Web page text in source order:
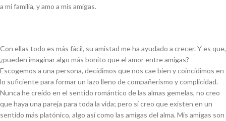
a mi familia, y amo a mis amigas.
Con ellas todo es más fácil, su amistad me ha ayudado a crecer. Y es que,
¿pueden imaginar algo más bonito que el amor entre amigas?
Escogemos a una persona, decidimos que nos cae bien y coincidimos en
lo suficiente para formar un lazo lleno de compañerismo y complicidad.
Nunca he creído en el sentido romántico de las almas gemelas, no creo
que haya una pareja para toda la vida; pero sí creo que existen en un
sentido más platónico, algo así como las amigas del alma. Mis amigas son